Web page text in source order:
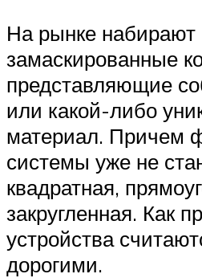
На рынке набирают
замаскированные
представляющие
или какой-либо
материал. Причем
системы уже не
квадратная,
закругленная. Как
устройства
дорогими.